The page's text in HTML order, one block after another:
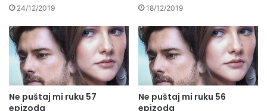
24/12/2019 18/12/2019
Ne puštaj mi ruku 57
epizoda
Ne puštaj mi ruku 56
epizoda